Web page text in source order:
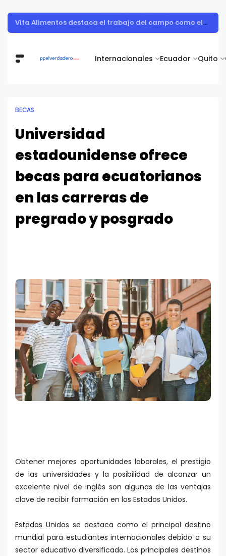
Internacionales Ecuador Quito
10 de Agosto de 1809 - Día de la Independencia de Ecuador
BECAS
Universidad
estadounidense ofrece
becas para ecuatorianos
en las carreras de
pregrado y posgrado
Obtener mejores oportunidades laborales, el prestigio
de las universidades y la posibilidad de alcanzar un
excelente nivel de inglés son algunas de las ventajas
clave de recibir formación en los Estados Unidos.
Estados Unidos se destaca como el principal destino
mundial para estudiantes internacionales debido a su
sector educativo diversificado. Los principales destinos